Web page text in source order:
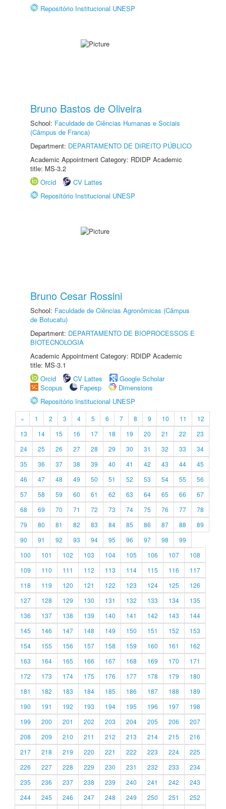
Repositório Institucional UNESP
Bruno Bastos de Oliveira
School: Faculdade de Ciências Humanas e Sociais
(Câmpus de Franca)
Department: DEPARTAMENTO DE DIREITO PÚBLICO
Academic Appointment Category: RDIDP Academic
title: MS-3.2
Orcid
CV Lattes
Repositório Institucional UNESP
Bruno Cesar Rossini
School: Faculdade de Ciências Agronômicas (Câmpus
de Botucatu)
Department: DEPARTAMENTO DE BIOPROCESSOS E
BIOTECNOLOGIA
Academic Appointment Category: RDIDP Academic
title: MS-3.1
Orcid
CV Lattes
Google Scholar
Scopus
Fapesp
Dimensions
Repositório Institucional UNESP
« 1 2 3 4 5 6 7 8 9 10 11
12
13
14 15 16 17 18 19 20 21 22
23
24
25 26 27 28 29 30 31 32 33
34
35
36 37 38 39 40 41 42 43 44
45
46
47 48 49 50 51 52 53 54 55
56
57
58 59 60 61 62 63 64 65 66
67
68
69 70 71 72 73 74 75 76 77
78
79
80 81 82 83 84 85 86 87 88
89
90
91 92 93 94 95 96 97 98
99
100
101 102 103 104 105 106 107
108
109
110 111 112 113 114 115 116
117
118
119 120 121 122 123 124 125
126
127
128 129 130 131 132 133 134
135
136
137 138 139 140 141 142 143
144
145
146 147 148 149 150 151 152
153
154
155 156 157 158 159 160 161
162
163
164 165 166 167 168 169 170
171
172
173 174 175 176 177 178 179
180
181
182 183 184 185 186 187 188
189
190
191 192 193 194 195 196 197
198
199
200 201 202 203 204 205 206
207
208
209 210 211 212 213 214 215
216
217
218 219 220 221 222 223 224
225
226
227 228 229 230 231 232 233
234
235
236 237 238 239 240 241 242
243
244
245 246 247 248 249 250 251
252